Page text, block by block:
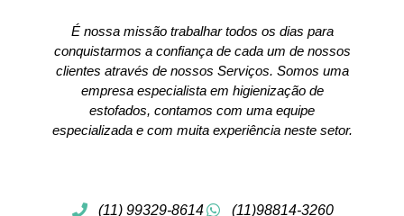
É nossa missão trabalhar todos os dias para
conquistarmos a confiança de cada um de nossos
clientes através de nossos Serviços. Somos uma
empresa especialista em higienização de
estofados, contamos com uma equipe
especializada e com muita experiência neste setor.
(11) 99329-8614 (11)98814-3260